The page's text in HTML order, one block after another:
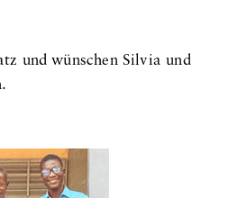
und wünschen Silvia und